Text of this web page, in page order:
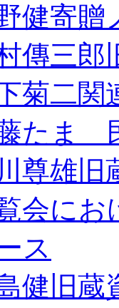
健寄贈
傳三郎
菊二関
たま
尊雄旧
会にお
ス
健旧蔵